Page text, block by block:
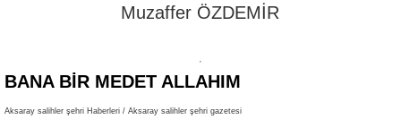
Muzaffer ÖZDEMİR
BANA BİR MEDET ALLAHIM
Aksaray salihler şehri Haberleri / Aksaray salihler şehri gazetesi